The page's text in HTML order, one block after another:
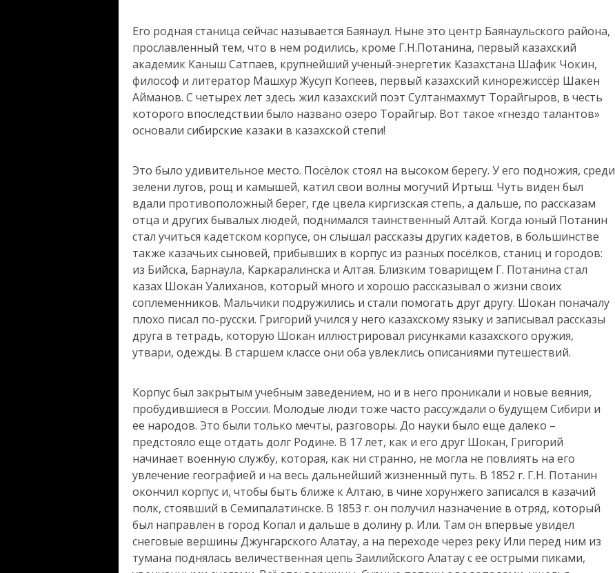
Его родная станица сейчас называется Баянаул. Ныне это центр Баянаульского района,
прославленный тем, что в нем родились, кроме Г.Н.Потанина, первый казахский
академик Каныш Сатпаев, крупнейший ученый-энергетик Казахстана Шафик Чокин,
философ и литератор Машхур Жусуп Копеев, первый казахский кинорежиссёр Шакен
Айманов. С четырех лет здесь жил казахский поэт Султанмахмут Торайгыров, в честь
которого впоследствии было названо озеро Торайгыр. Вот такое «гнездо талантов»
основали сибирские казаки в казахской степи!
Это было удивительное место. Посёлок стоял на высоком берегу. У его подножия, среди
зелени лугов, рощ и камышей, катил свои волны могучий Иртыш. Чуть виден был
вдали противоположный берег, где цвела киргизская степь, а дальше, по рассказам
отца и других бывалых людей, поднимался таинственный Алтай. Когда юный Потанин
стал учиться кадетском корпусе, он слышал рассказы других кадетов, в большинстве
также казачьих сыновей, прибывших в корпус из разных посёлков, станиц и городов:
из Бийска, Барнаула, Каркаралинска и Алтая. Близким товарищем Г. Потанина стал
казах Шокан Уалиханов, который много и хорошо рассказывал о жизни своих
соплеменников. Мальчики подружились и стали помогать друг другу. Шокан поначалу
плохо писал по-русски. Григорий учился у него казахскому языку и записывал рассказы
друга в тетрадь, которую Шокан иллюстрировал рисунками казахского оружия,
утвари, одежды. В старшем классе они оба увлеклись описаниями путешествий.
Корпус был закрытым учебным заведением, но и в него проникали и новые веяния,
пробудившиеся в России. Молодые люди тоже часто рассуждали о будущем Сибири и
ее народов. Это были только мечты, разговоры. До науки было еще далеко –
предстояло еще отдать долг Родине. В 17 лет, как и его друг Шокан, Григорий
начинает военную службу, которая, как ни странно, не могла не повлиять на его
увлечение географией и на весь дальнейший жизненный путь. В 1852 г. Г.Н. Потанин
окончил корпус и, чтобы быть ближе к Алтаю, в чине хорунжего записался в казачий
полк, стоявший в Семипалатинске. В 1853 г. он получил назначение в отряд, который
был направлен в город Копал и дальше в долину р. Или. Там он впервые увидел
снеговые вершины Джунгарского Алатау, а на переходе через реку Или перед ним из
тумана поднялась величественная цепь Заилийского Алатау с её острыми пиками,